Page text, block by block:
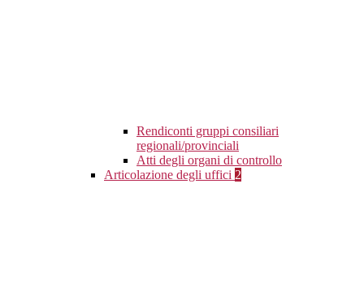
Rendiconti gruppi consiliari
regionali/provinciali
Atti degli organi di controllo
Articolazione degli uffici 2